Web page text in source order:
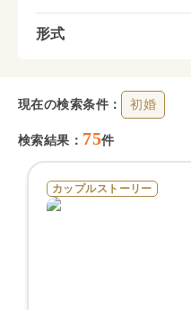
形式
現在の検索条件： 初婚
検索結果： 75件
カップルストーリー